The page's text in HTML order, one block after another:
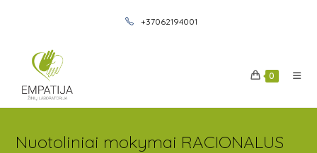
+37062194001
0
Nuotoliniai mokymai RACIONALUS